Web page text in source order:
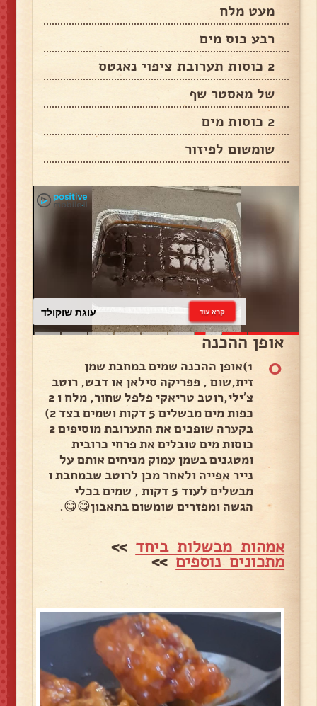
מעט מלח
רבע כוס מים
2 כוסות תערובת ציפוי נאגטס
של מאסטר שף
2 כוסות מים
שומשום לפיזור
עוגת שוקולד קרא עוד
אופן ההכנה
0
1)אופן ההכנה שמים במחבת שמן
זית,שום , פפריקה סילאן או דבש, רוטב
צ'ילי,רוטב טריאקי פלפל שחור, מלח ו 2
כפות מים מבשלים 5 דקות ושמים בצד 2)
בקערה שופכים את התערובת מוסיפים 2
כוסות מים טובלים את פרחי כרובית
ומטגנים בשמן עמוק מניחים אותם על
נייר אפייה ולאחר מכן לרוטב שבמחבת ו
מבשלים לעוד 5 דקות , שמים בכלי
הגשה ומפזרים שומשום בתאבון😋😋.
אמהות מבשלות ביחד >>
מתכונים נוספים>>